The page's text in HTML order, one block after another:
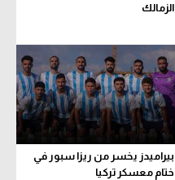
الزمالك
بيراميدز يخسر من ريزا سبور في
ختام معسكر تركيا